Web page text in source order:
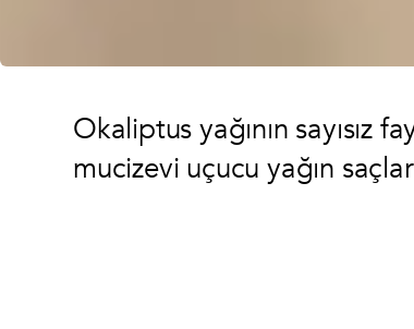
Okaliptus yağının sayısız
mucizevi uçucu yağın